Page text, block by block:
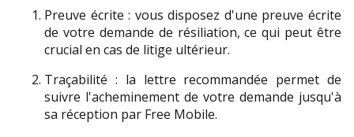
Preuve écrite : vous disposez d'une preuve écrite
de votre demande de résiliation, ce qui peut être
crucial en cas de litige ultérieur.
Traçabilité : la lettre recommandée permet de
suivre l'acheminement de votre demande jusqu'à
sa réception par Free Mobile.